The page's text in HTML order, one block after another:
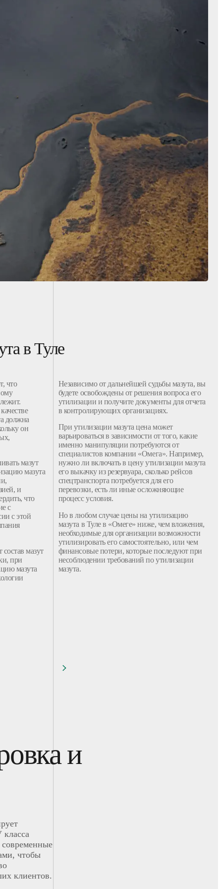
в Туле
что
должна
он
мазут
мазута
и
что
с
с этой
мазут
при
мазута
Независимо от дальнейшей судьбы мазута, вы
будете освобождены от решения вопроса его
утилизации и получите документы для отчета
в контролирующих организациях.
При утилизации мазута цена может
варьироваться в зависимости от того, какие
именно манипуляции потребуются от
специалистов компании «Омега». Например,
нужно ли включать в цену утилизации мазута
его выкачку из резервуара, сколько рейсов
спецтранспорта потребуется для его
перевозки, есть ли иные осложняющие
процесс условия.
Но в любом случае цены на утилизацию
мазута в Туле в «Омеге» ниже, чем вложения,
необходимые для организации возможности
утилизировать его самостоятельно, или чем
финансовые потери, которые последуют при
несоблюдении требований по утилизации
мазута.
и
чтобы
клиентов.